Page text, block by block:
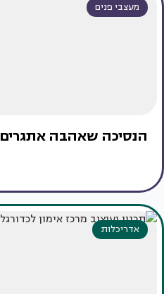
מעצבי פנים
הנסיכה שאהבה אתגרים
אדריכלות